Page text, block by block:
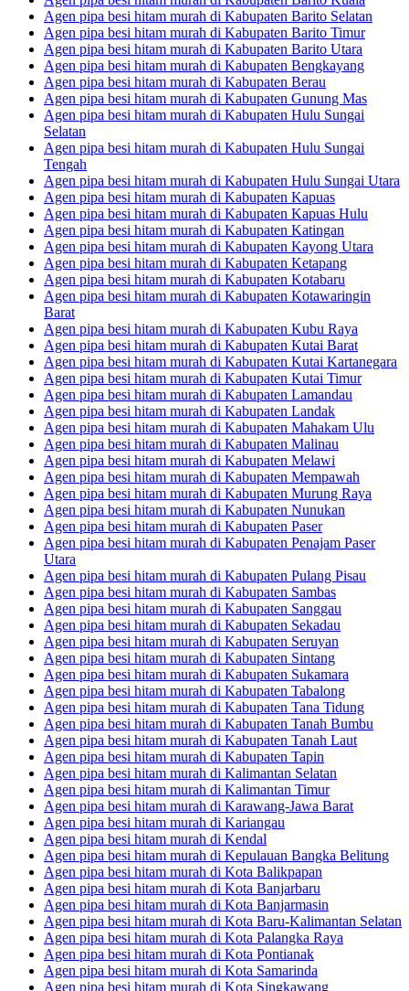
Agen pipa besi hitam murah di Kabupaten Barito Selatan
Agen pipa besi hitam murah di Kabupaten Barito Timur
Agen pipa besi hitam murah di Kabupaten Barito Utara
Agen pipa besi hitam murah di Kabupaten Bengkayang
Agen pipa besi hitam murah di Kabupaten Berau
Agen pipa besi hitam murah di Kabupaten Gunung Mas
Agen pipa besi hitam murah di Kabupaten Hulu Sungai
Selatan
Agen pipa besi hitam murah di Kabupaten Hulu Sungai
Tengah
Agen pipa besi hitam murah di Kabupaten Hulu Sungai Utara
Agen pipa besi hitam murah di Kabupaten Kapuas
Agen pipa besi hitam murah di Kabupaten Kapuas Hulu
Agen pipa besi hitam murah di Kabupaten Katingan
Agen pipa besi hitam murah di Kabupaten Kayong Utara
Agen pipa besi hitam murah di Kabupaten Ketapang
Agen pipa besi hitam murah di Kabupaten Kotabaru
Agen pipa besi hitam murah di Kabupaten Kotawaringin
Barat
Agen pipa besi hitam murah di Kabupaten Kubu Raya
Agen pipa besi hitam murah di Kabupaten Kutai Barat
Agen pipa besi hitam murah di Kabupaten Kutai Kartanegara
Agen pipa besi hitam murah di Kabupaten Kutai Timur
Agen pipa besi hitam murah di Kabupaten Lamandau
Agen pipa besi hitam murah di Kabupaten Landak
Agen pipa besi hitam murah di Kabupaten Mahakam Ulu
Agen pipa besi hitam murah di Kabupaten Malinau
Agen pipa besi hitam murah di Kabupaten Melawi
Agen pipa besi hitam murah di Kabupaten Mempawah
Agen pipa besi hitam murah di Kabupaten Murung Raya
Agen pipa besi hitam murah di Kabupaten Nunukan
Agen pipa besi hitam murah di Kabupaten Paser
Agen pipa besi hitam murah di Kabupaten Penajam Paser
Utara
Agen pipa besi hitam murah di Kabupaten Pulang Pisau
Agen pipa besi hitam murah di Kabupaten Sambas
Agen pipa besi hitam murah di Kabupaten Sanggau
Agen pipa besi hitam murah di Kabupaten Sekadau
Agen pipa besi hitam murah di Kabupaten Seruyan
Agen pipa besi hitam murah di Kabupaten Sintang
Agen pipa besi hitam murah di Kabupaten Sukamara
Agen pipa besi hitam murah di Kabupaten Tabalong
Agen pipa besi hitam murah di Kabupaten Tana Tidung
Agen pipa besi hitam murah di Kabupaten Tanah Bumbu
Agen pipa besi hitam murah di Kabupaten Tanah Laut
Agen pipa besi hitam murah di Kabupaten Tapin
Agen pipa besi hitam murah di Kalimantan Selatan
Agen pipa besi hitam murah di Kalimantan Timur
Agen pipa besi hitam murah di Karawang-Jawa Barat
Agen pipa besi hitam murah di Kariangau
Agen pipa besi hitam murah di Kendal
Agen pipa besi hitam murah di Kepulauan Bangka Belitung
Agen pipa besi hitam murah di Kota Balikpapan
Agen pipa besi hitam murah di Kota Banjarbaru
Agen pipa besi hitam murah di Kota Banjarmasin
Agen pipa besi hitam murah di Kota Baru-Kalimantan Selatan
Agen pipa besi hitam murah di Kota Palangka Raya
Agen pipa besi hitam murah di Kota Pontianak
Agen pipa besi hitam murah di Kota Samarinda
Agen pipa besi hitam murah di Kota Singkawang